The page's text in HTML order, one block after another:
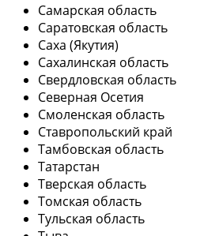
Самарская область
Саратовская область
Саха (Якутия)
Сахалинская область
Свердловская область
Северная Осетия
Смоленская область
Ставропольский край
Тамбовская область
Татарстан
Тверская область
Томская область
Тульская область